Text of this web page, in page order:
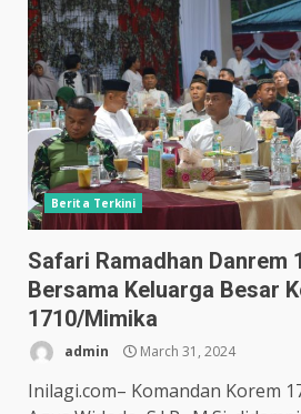
Berita Terkini
Safari Ramadhan Danrem
Bersama Keluarga Besar
1710/Mimika
admin March 31, 2024
Inilagi.com– Komandan Korem